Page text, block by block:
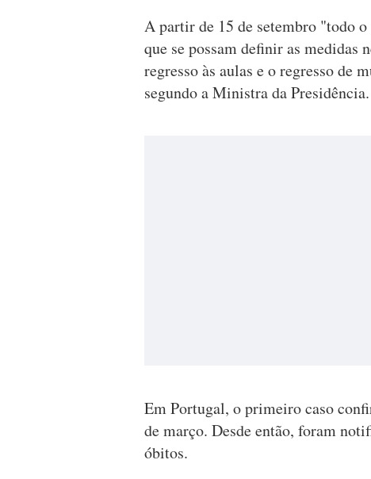
A partir de 15 de setembro "todo
que se possam definir as medidas
regresso às aulas e o regresso de
segundo a Ministra da Presidência.
Em Portugal, o primeiro caso
de março. Desde então, foram
óbitos.